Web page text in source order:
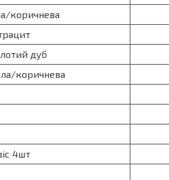
коричнева
дуб
коричнева
4шт